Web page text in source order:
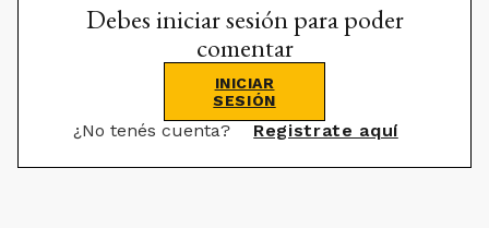
Debes iniciar sesión para poder
comentar
INICIAR
SESIÓN
¿No tenés cuenta? Registrate aquí